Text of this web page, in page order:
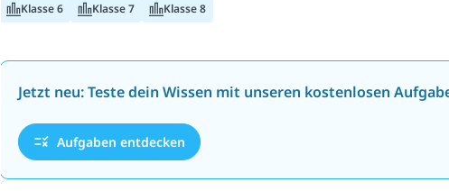
Klasse 6 Klasse 7 Klasse 8
Jetzt neu: Teste dein Wissen mit unseren kostenlosen
Aufgaben entdecken